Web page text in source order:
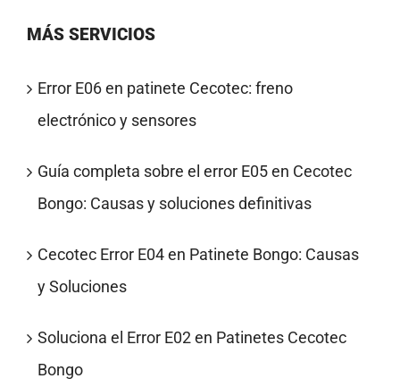
MÁS SERVICIOS
Error E06 en patinete Cecotec: freno
electrónico y sensores
Guía completa sobre el error E05 en Cecotec
Bongo: Causas y soluciones definitivas
Cecotec Error E04 en Patinete Bongo: Causas
y Soluciones
Soluciona el Error E02 en Patinetes Cecotec
Bongo